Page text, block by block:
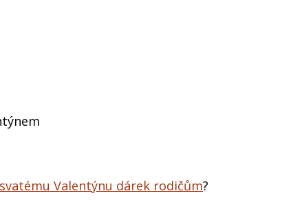
Valentýnu dárek rodičům?